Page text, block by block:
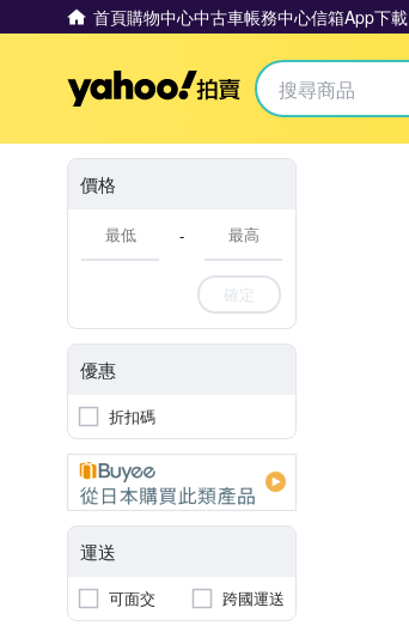
首頁購物中心中古車帳務中心信箱App下載
Yahoo拍賣
價格
-
確定
優惠
折扣碼
運送
可面交 跨國運送